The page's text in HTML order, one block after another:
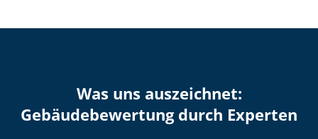
Was uns auszeichnet:
Ge­bäu­de­be­wer­tung durch Experten